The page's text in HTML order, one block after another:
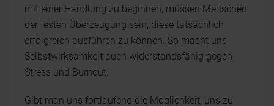
mit einer Handlung zu beginnen, müssen Menschen
der festen Überzeugung sein, diese tatsächlich
erfolgreich ausführen zu können. So macht uns
Selbstwirksamkeit auch widerstandsfähig gegen
Stress und Burnout.
Gibt man uns fortlaufend die Möglichkeit, uns zu